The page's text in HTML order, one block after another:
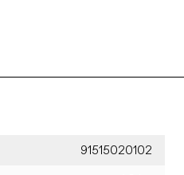
91515020102